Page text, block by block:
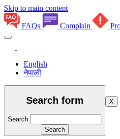
Skip to main content
FAQs Complain
English
नेपाली
Search form
Search
X